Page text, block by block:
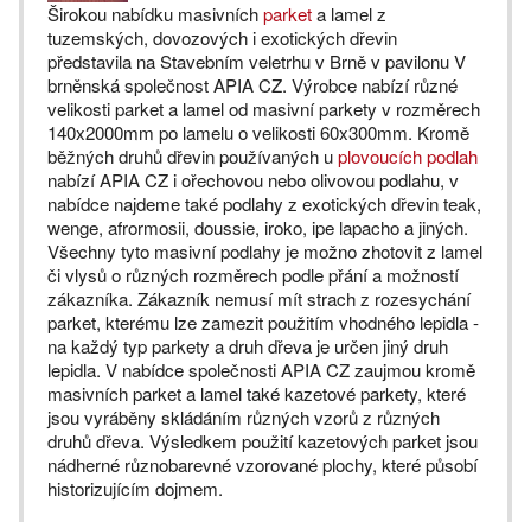
Širokou nabídku masivníchparketa lamel z
tuzemských, dovozových i exotických dřevin
představila na Stavebním veletrhu v Brně v pavilonu V
brněnská společnost APIA CZ. Výrobce nabízí různé
velikosti parket a lamel od masivní parkety v rozměrech
140x2000mm po lamelu o velikosti 60x300mm. Kromě
běžných druhů dřevin používaných uplovoucích podlah
nabízí APIA CZ i ořechovou nebo olivovou podlahu, v
nabídce najdeme také podlahy z exotických dřevin teak,
wenge, afrormosii, doussie, iroko, ipe lapacho a jiných.
Všechny tyto masivní podlahy je možno zhotovit z lamel
či vlysů o různých rozměrech podle přání a možností
zákazníka. Zákazník nemusí mít strach z rozesychání
parket, kterému lze zamezit použitím vhodného lepidla -
na každý typ parkety a druh dřeva je určen jiný druh
lepidla. V nabídce společnosti APIA CZ zaujmou kromě
masivních parket a lamel také kazetové parkety, které
jsou vyráběny skládáním různých vzorů z různých
druhů dřeva. Výsledkem použití kazetových parket jsou
nádherné různobarevné vzorované plochy, které působí
historizujícím dojmem.